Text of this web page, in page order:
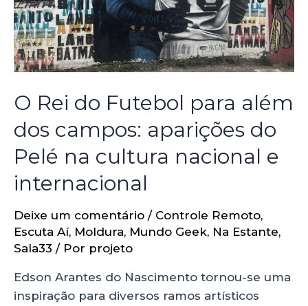
O Rei do Futebol para além
dos campos: aparições do
Pelé na cultura nacional e
internacional
Deixe um comentário / Controle Remoto,
Escuta Aí, Moldura, Mundo Geek, Na Estante,
Sala33 / Por projeto
Edson Arantes do Nascimento tornou-se uma
inspiração para diversos ramos artísticos